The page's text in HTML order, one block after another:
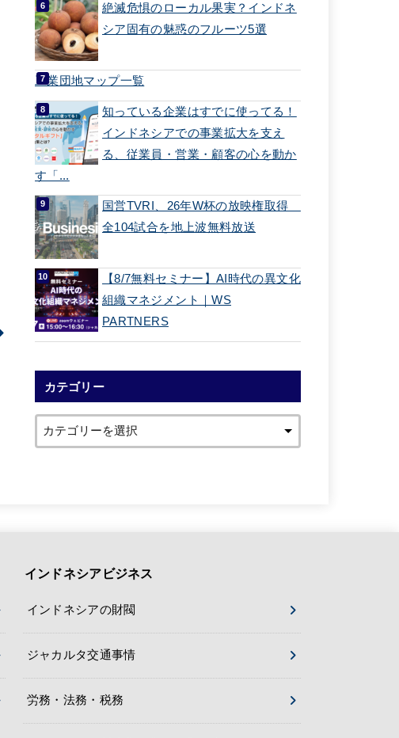
絶滅危惧のローカル果実？インドネ
シア固有の魅惑のフルーツ5選
工業団地マップ一覧
知っている企業はすでに使ってる！
インドネシアでの事業拡大を支え
る、従業員・営業・顧客の心を動か
す「...
国営TVRI、26年W杯の放映権取得
全104試合を地上波無料放送
【8/7無料セミナー】AI時代の異文化
組織マネジメント｜WS
PARTNERS
カテゴリー
インドネシアビジネス
インドネシアの財閥
ジャカルタ交通事情
労務・法務・税務